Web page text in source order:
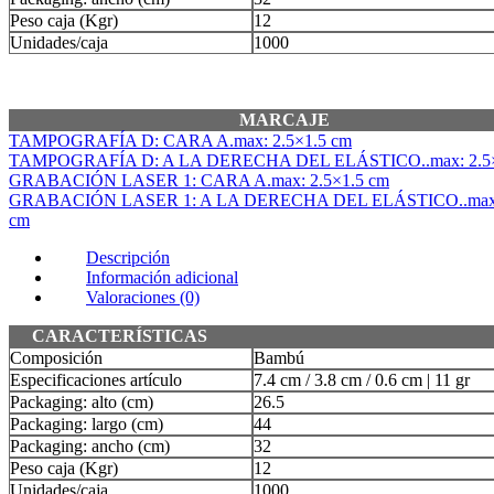
Peso caja (Kgr)
12
Unidades/caja
1000
MARCAJE
TAMPOGRAFÍA D: CARA A.max: 2.5×1.5 cm
TAMPOGRAFÍA D: A LA DERECHA DEL ELÁSTICO..max:
GRABACIÓN LASER 1: CARA A.max: 2.5×1.5 cm
GRABACIÓN LASER 1: A LA DERECHA DEL
cm
Descripción
Información adicional
Valoraciones (0)
CARACTERÍSTICAS
Composición
Bambú
Especificaciones artículo
7.4 cm / 3.8 cm / 0.6 cm | 11 gr
Packaging: alto (cm)
26.5
Packaging: largo (cm)
44
Packaging: ancho (cm)
32
Peso caja (Kgr)
12